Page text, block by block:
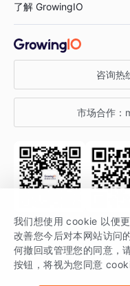
汽车行业
金融行业
智能运营
获客分析
增长公开课
增长博客
开发者文档
SDK 文档
场景指南
了解 GrowingIO
关于 GrowingIO
增长大会
行业活动
咨询热
市场合作：
关注公众号 获取更
GrowingIO 是专注于数据智
我们想使用 cookie 以便
改善您今后对本网站访问
何撤回或管理您的同意，
按钮，将视为您同意